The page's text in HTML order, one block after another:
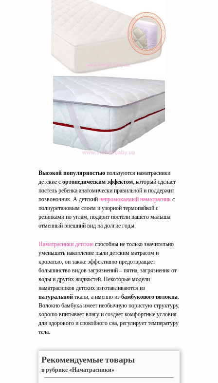
Высокой популярностью пользуются наматрасники
детские с ортопедическим эффектом, который сделает
постель ребенка анатомически правильной и поддержит
позвоночник. А детский непромокаемый наматрасник с
полиуретановым слоем и узорной термопайкой с
резинками по углам, подарит постели вашего малыша
отменный внешний вид на долгие годы.
Наматрасники детские способны не только значительно
уменьшить накопление пыли детским матрасом и
кроватью, он также эффективно предотвращает
большинство видов загрязнений – пятна, загрязнения от
воды и других жидкостей. Некоторые модели
наматрасников детских изготавливаются из
натуральной ткани, а именно из бамбукового волокна.
Волокно бамбука имеет необычную пористую структуру,
хорошо впитывает влагу и создает комфортные условия
для здорового и спокойного сна, регулирует температуру
тела.
Рекомендуемые товары
в рубрике «Наматрасники»